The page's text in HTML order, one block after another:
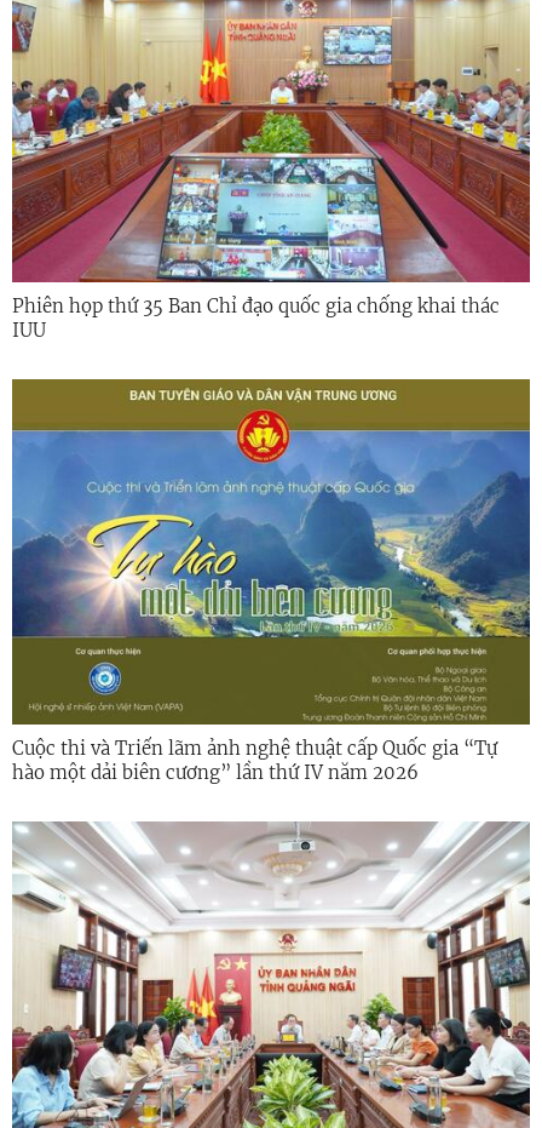
Phiên họp thứ 35 Ban Chỉ đạo quốc gia chống khai thác
IUU
Cuộc thi và Triển lãm ảnh nghệ thuật cấp Quốc gia “Tự
hào một dải biên cương” lần thứ IV năm 2026